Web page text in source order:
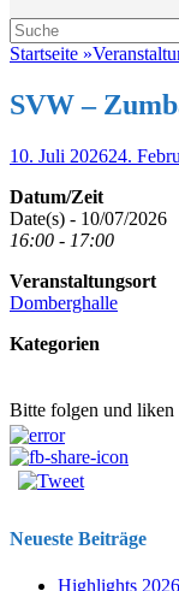
Suche
Suche
nach:
Startseite »
SVW –
Veröffentlicht
10. Juli 202624.
Datum/Zeit
Date(s) - 10/07/2026
16:00 - 17:00
Veranstaltungsort
Domberghalle
Kategorien
Bitte folgen und liken
Neueste Beiträge
Highlights 2026